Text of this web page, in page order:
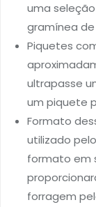
uma
gramínea
Piquetes
ultrapasse
um piquete
Formato
utilizado
formato em
forragem